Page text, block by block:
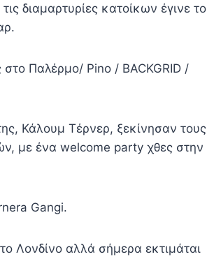
διαμαρτυρίες κατοίκων έγινε το
Παλέρμο/ Pino / BACKGRID /
Κάλουμ Τέρνερ, ξεκίνησαν τους
με ένα welcome party χθες στην
Gangi.
Λονδίνο αλλά σήμερα εκτιμάται